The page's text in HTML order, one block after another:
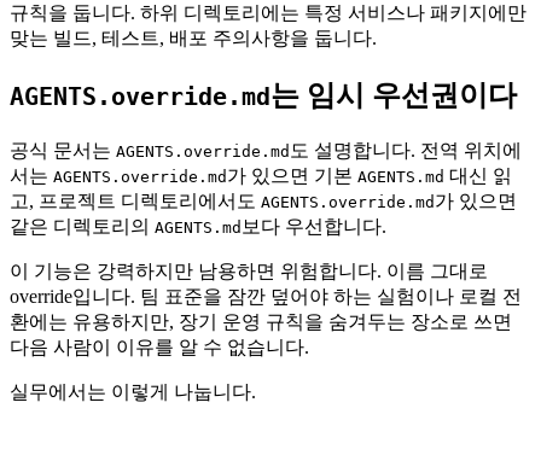
규칙을 둡니다. 하위 디렉토리에는 특정 서비스나 패키지에만
맞는 빌드, 테스트, 배포 주의사항을 둡니다.
AGENTS.override.md 는 임시 우선권이다
공식 문서는 AGENTS.override.md 도 설명합니다. 전역 위치에
서는 AGENTS.override.md 가 있으면 기본 AGENTS.md 대신 읽
고, 프로젝트 디렉토리에서도 AGENTS.override.md 가 있으면
같은 디렉토리의 AGENTS.md 보다 우선합니다.
이 기능은 강력하지만 남용하면 위험합니다. 이름 그대로
override입니다. 팀 표준을 잠깐 덮어야 하는 실험이나 로컬 전
환에는 유용하지만, 장기 운영 규칙을 숨겨두는 장소로 쓰면
다음 사람이 이유를 알 수 없습니다.
실무에서는 이렇게 나눕니다.